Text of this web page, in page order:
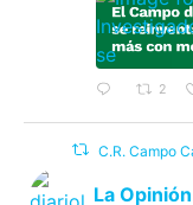
2
C.R. Campo
La